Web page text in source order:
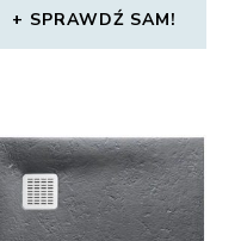
SPRAWDŹ SAM!